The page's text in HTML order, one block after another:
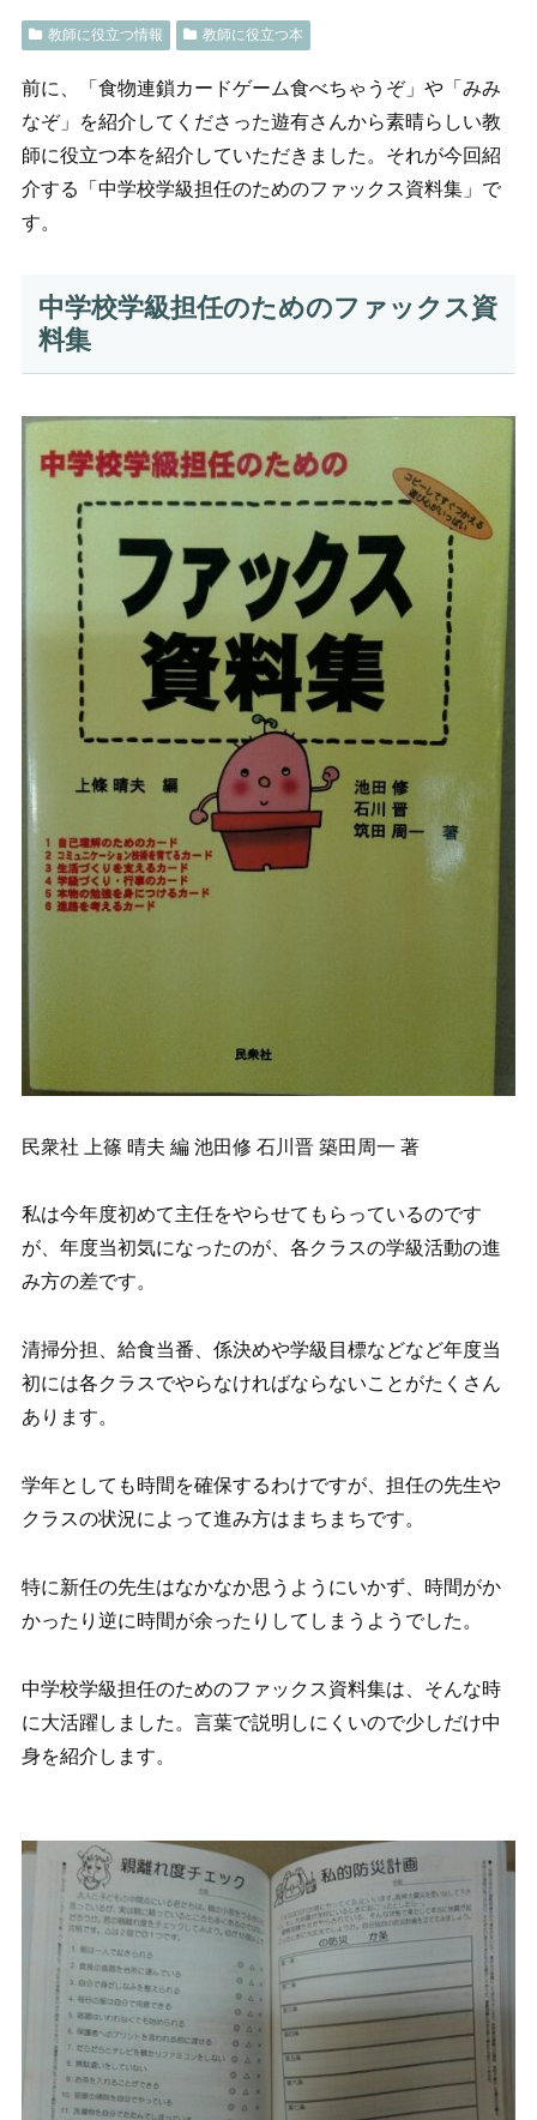
教師に役立つ情報 教師に役立つ本
前に、「食物連鎖カードゲーム食べちゃうぞ」や「みみ
なぞ」を紹介してくださった遊有さんから素晴らしい教
師に役立つ本を紹介していただきました。それが今回紹
介する「中学校学級担任のためのファックス資料集」で
す。
中学校学級担任のためのファックス資
料集
民衆社 上篠 晴夫 編 池田修 石川晋 築田周一 著
私は今年度初めて主任をやらせてもらっているのです
が、年度当初気になったのが、各クラスの学級活動の進
み方の差です。
清掃分担、給食当番、係決めや学級目標などなど年度当
初には各クラスでやらなければならないことがたくさん
あります。
学年としても時間を確保するわけですが、担任の先生や
クラスの状況によって進み方はまちまちです。
特に新任の先生はなかなか思うようにいかず、時間がか
かったり逆に時間が余ったりしてしまうようでした。
中学校学級担任のためのファックス資料集は、そんな時
に大活躍しました。言葉で説明しにくいので少しだけ中
身を紹介します。